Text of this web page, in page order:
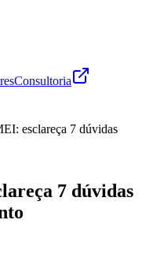
Consultoria
esclareça 7 dúvidas
7 dúvidas